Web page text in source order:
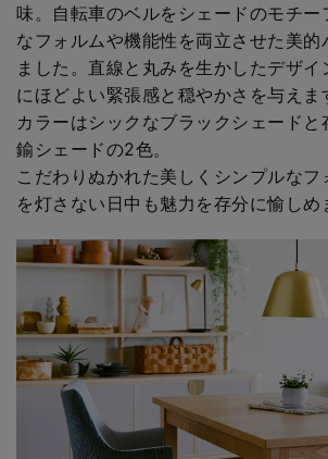
味。自転車のベルをシェードのモチー
なフォルムや機能性を両立させた美的
ました。直線と丸みを生かしたデザイ
にほどよい緊張感と穏やかさを与えま
カラーはシックなブラックシェード
鍮シェードの2色。
こだわりぬかれた美しくシンプルなフ
を灯さない日中も魅力を存分に愉しめ